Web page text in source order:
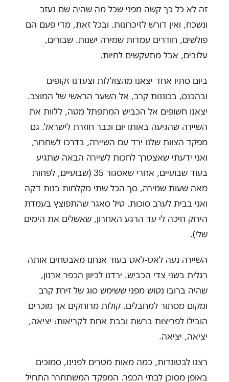
זה לא כל כך קשה מפני שכל מה שהיה שם נעזב
ונשכח, ואין דורש לזיכרונות. ובכל זאת, מדי פעם הם
פולשים, חודרים עמדות שמירה ישנות. שבורים,
עלובים, אבל מתעקשים לחיות.
ביום סתיו אחד יצאנו מהצוללות וצעדנו זקופים
ובהכנס, בכוננות קרב, אל השער הראשי של המוצב.
יצאנו חשופים אל הכביש המתפתל מטה, ללוות את
השיירה שהגיעה באותו יום וכבר חוזרת לישראל. גם
מפקד הצוות שלנו ירד עם השיירה, בדרכו לשחרור,
ואני ידעתי שאצטרך לחכות לשיירה הבאה שתגיע
בעוד שבועיים, אחרי שאסגור 35 (שבועיים, לפחות
מאה שעות שמירה, סך הכל שתי מקלחות בנות דקה
ואני בבית לערב סוכות. טיל סאגר שהתפוצץ בעמדת
הירוק חיכה לי עד הרגע האחרון, שאשלים את הימים
שלי).
השיירה נעה לאט-לאט בעוד אנחנו מאבטחים אותה
רגלית בשני צדי הכביש. ירדנו לכיוון הכפר ארנון,
שהיה ברובו נטוש מפני ששימש סוג של זירת קרב
ומקום מסתור למחבלים. קולות מרוחקים אך מוכרים
הובילו לפריצות ברשת ובבת אחת לקריאות: יציאה,
יציאה, יציאה.
רצנו לבטונדות, כמה מאות מטרים לפנינו, סמוכים
באופן מסוכן לבתי הכפר. המפקד המשתחרר התחיל